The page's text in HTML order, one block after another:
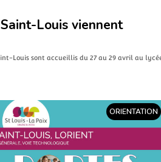
Louis viennent
Louis sont accueillis du 27 au 29 avril au
ORIENTATION